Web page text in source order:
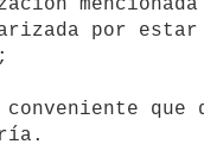
por